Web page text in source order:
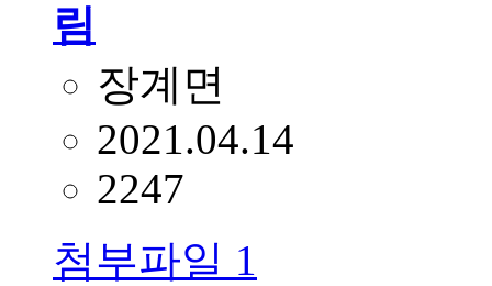
림
장계면
2021.04.14
2247
첨부파일 1